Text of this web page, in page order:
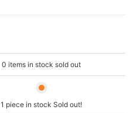
Red
One stock is sold out soon!
One stock is sold out soon!
0 items in stock sold out
1 piece in stock Sold out!